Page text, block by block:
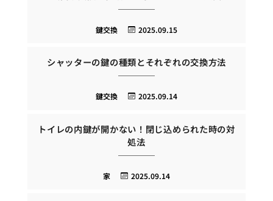
2025.09.15
鍵交換
シャッターの鍵の種類とそれぞれの交換方法
2025.09.14
鍵交換
トイレの内鍵が開かない！閉じ込められた時の対
処法
2025.09.14
家